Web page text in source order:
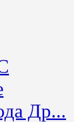
Др...